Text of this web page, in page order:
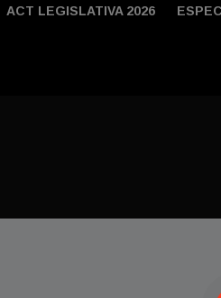
ACT LEGISLATIVA 2026